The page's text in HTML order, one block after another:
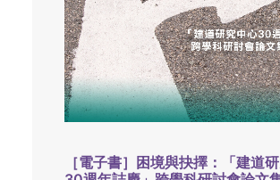
［電子書］困境與抉擇：「建道